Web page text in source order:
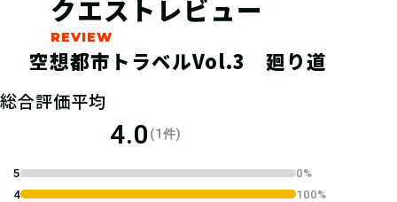
041.参加表明をする
報酬をGETしよう！
クエストレビュー
空想都市トラベルVol.3 廻り道
総合評価平均
4.0 (1件)
5
0%
4
100%